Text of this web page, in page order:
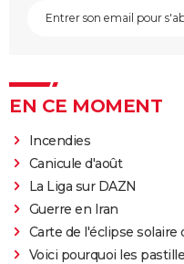
EN CE MOMENT
Incendies
Canicule d'août
La Liga sur DAZN
Guerre en Iran
Carte de l'éclipse solaire
Voici pourquoi les